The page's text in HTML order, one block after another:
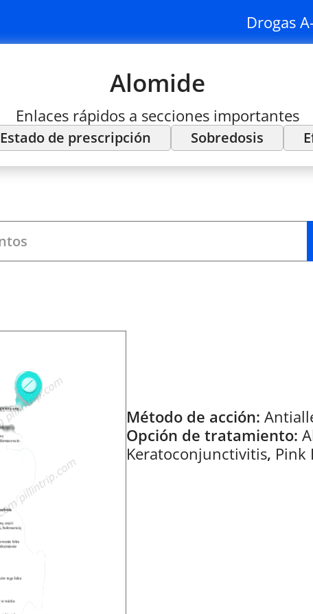
Drogas
Alomide
Enlaces rápidos a secciones importantes
Estado de prescripción Sobredosis
Método de acción:
Opción de tratamiento:
Keratoconjunctivitis, Pink